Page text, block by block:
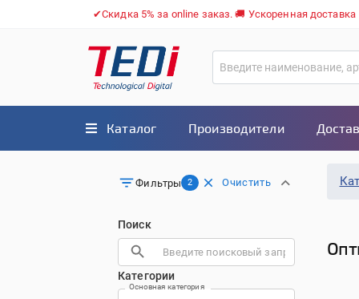
✔Скидка 5% за online заказ. 🚚 Ускоренная
Каталог Производители
Фильтры 2 Очистить
Поиск
Категории
Основная категория